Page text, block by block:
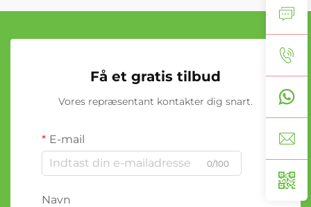
Få et gratis tilbud
Vores repræsentant kontakter dig snart.
E-mail
0/100
Navn